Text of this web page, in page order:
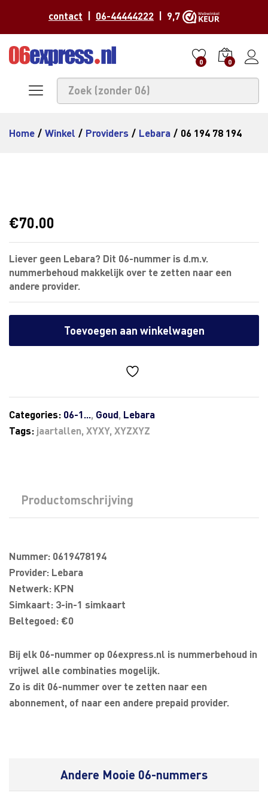
contact 06-44444222 | 9,7
0 0
Home / Winkel / Providers / Lebara / 06 194 78 194
€70.00
Liever geen Lebara? Dit 06-nummer is d.m.v.
nummerbehoud makkelijk over te zetten naar een
andere provider.
Toevoegen aan winkelwagen
Categories: 06-1..., Goud, Lebara
Tags: jaartallen, XYXY, XYZXYZ
Productomschrijving
Nummer: 0619478194
Provider: Lebara
Netwerk: KPN
Simkaart: 3-in-1 simkaart
Beltegoed: €0
Bij elk 06-nummer op 06express.nl is nummerbehoud in
vrijwel alle combinaties mogelijk.
Zo is dit 06-nummer over te zetten naar een
abonnement, of naar een andere prepaid provider.
Andere Mooie 06-nummers